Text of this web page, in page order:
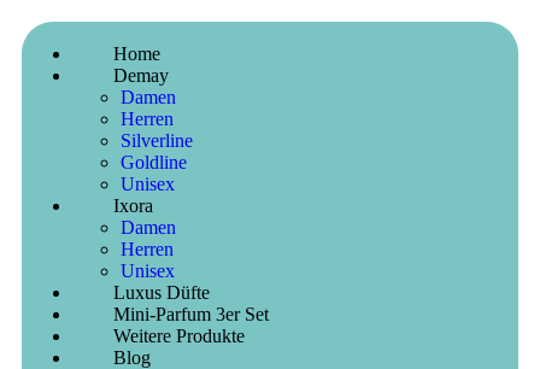
Home
Demay
Damen
Herren
Silverline
Goldline
Unisex
Ixora
Damen
Herren
Unisex
Luxus Düfte
Mini-Parfum 3er Set
Weitere Produkte
Blog